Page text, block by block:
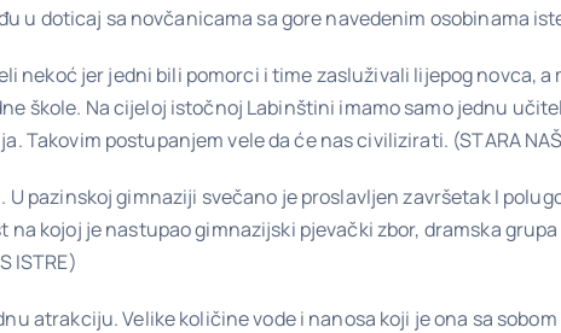
u doticaj sa novčanicama sa gore navedenim osobinama
nekoć jer jedni bili pomorci i time zasluživali lijepog novca,
škole. Na cijeloj istočnoj Labinštini imamo samo jednu
Takovim postupanjem vele da će nas civilizirati. (STARA
pazinskoj gimnaziji svečano je proslavljen završetak I
kojoj je nastupao gimnazijski pjevački zbor, dramska
ISTRE)
atrakciju. Velike količine vode i nanosa koji je ona sa